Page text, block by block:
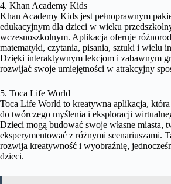
4. Khan Academy Kids
Khan Academy Kids jest pełnoprawnym
edukacyjnym dla dzieci w wieku
wczesnoszkolnym. Aplikacja oferuje
matematyki, czytania, pisania, sztuki i wielu
Dzięki interaktywnym lekcjom i zabawnym
rozwijać swoje umiejętności w atrakcyjny
5. Toca Life World
Toca Life World to kreatywna aplikacja, która
do twórczego myślenia i eksploracji
Dzieci mogą budować swoje własne miasta,
eksperymentować z różnymi scenariuszami.
rozwija kreatywność i wyobraźnię,
dzieci.